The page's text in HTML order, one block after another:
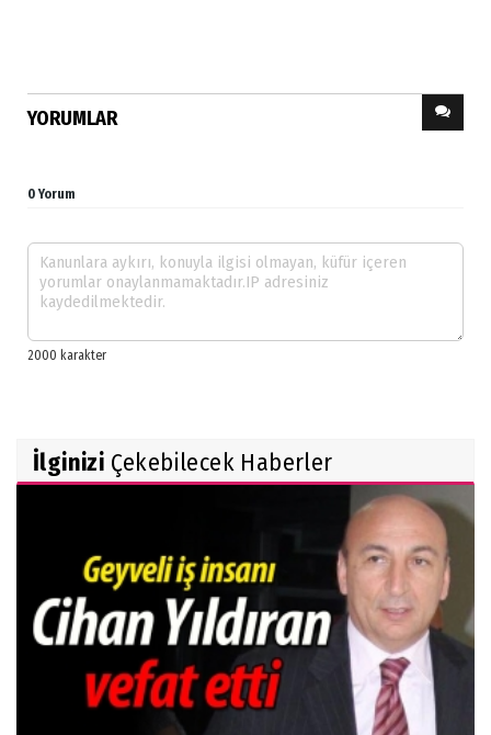
YORUMLAR
0 Yorum
İlginizi Çekebilecek Haberler